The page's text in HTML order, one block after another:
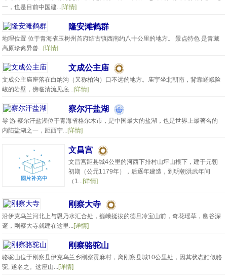
一，也是目前中国建...[详情]
隆安滩鹤群
地理位置 位于青海省玉树州首府结古镇西南约八十公里的地方。 景点特色 是青藏
高原珍禽异兽...[详情]
文成公主庙
文成公主庙座落在白纳沟（又称柏沟）口不远的地方。庙宇坐北朝南，背靠嵯峨险
峻的岩壁，傍临清流见底...[详情]
察尔汗盐湖
导 游 察尔汗盐湖位于青海省格尔木市，是中国最大的盐湖，也是世界上最著名的
内陆盐湖之一，距西宁...[详情]
文昌宫
文昌宫距县城4公里的河西下排村山坪山根下，建于元朝
初期（公元1179年），后逐年建造，到明朝洪武年间
（1...[详情]
刚察大寺
沿伊克乌兰河北上与恩乃水汇合处，巍峨挺拔的德旦冷宝山前，奇花瑶草，幽谷深
邃，刚察大寺就建在这里...[详情]
刚察骆驼山
骆驼山位于刚察县伊克乌兰乡刚察贡麻村，离刚察县城10公里处，因其状态酷似骆
驼, 遂名之。这座山...[详情]